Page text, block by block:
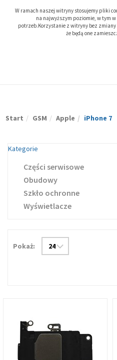
W ramach naszej witryny stosujemy pliki
na najwyższym poziomie, w tym
potrzeb.Korzystanie z witryny bez
że będą one
Start GSM Apple iPhone 7
Kategorie
Części serwisowe
Obudowy
Szkło ochronne
Wyświetlacze
Pokaż: